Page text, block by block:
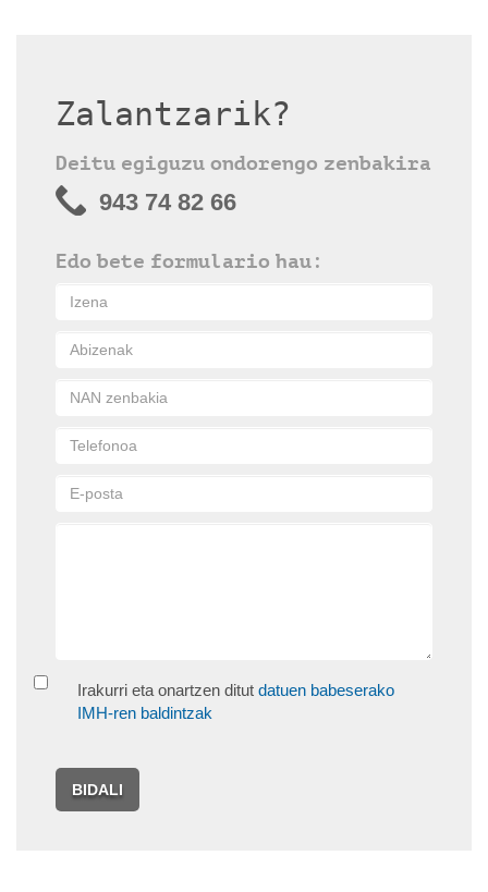
Zalantzarik?
Deitu egiguzu ondorengo zenbakira
943 74 82 66
Edo bete formulario hau:
Irakurri eta onartzen ditut datuen babeserako
IMH-ren baldintzak
BIDALI